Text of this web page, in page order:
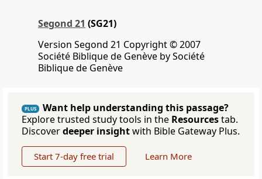
Segond 21 (SG21)
Version Segond 21 Copyright © 2007
Société Biblique de Genève by Société
Biblique de Genève
PLUS
Want help understanding this passage?
Explore trusted study tools in the Resourcestab.
Discoverdeeper insightwith Bible Gateway Plus.
Start 7-day free trial Learn More